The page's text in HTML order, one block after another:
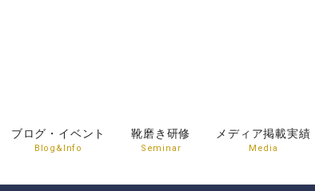
ブログ・イベント
Blog&Info
靴磨き研修
Seminar
メディア掲載実績
Media